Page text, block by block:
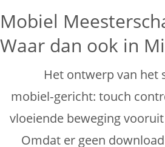
Mobiel
Waar dan ook in
Het ontwerp van het
mobiel‑gericht: touch
vloeiende beweging
Omdat er geen